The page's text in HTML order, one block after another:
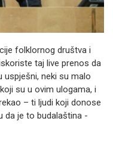
folklornog društva i
taj live prenos da
uspješni, neki su malo
su u ovim ulogama, i
– ti ljudi koji donose
da je to budalaština -